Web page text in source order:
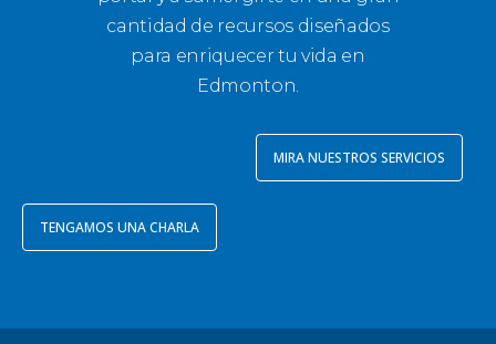
cantidad de recursos diseñados
para enriquecer tu vida en
Edmonton.
MIRA NUESTROS SERVICIOS
TENGAMOS UNA CHARLA